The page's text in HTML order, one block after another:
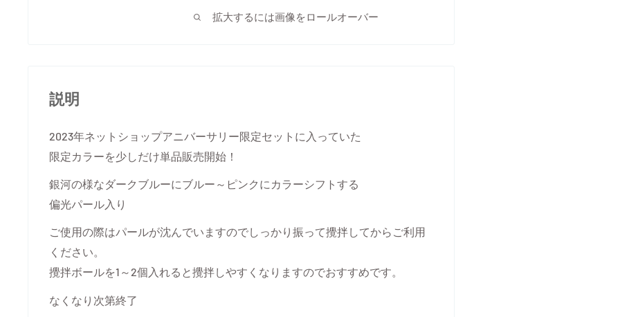
拡大するには画像をロールオーバー
説明
2023年ネットショップアニバーサリー限定セットに入っていた
限定カラーを少しだけ単品販売開始！
銀河の様なダークブルーにブルー～ピンクにカラーシフトする
偏光パール入り
ご使用の際はパールが沈んでいますのでしっかり振って攪拌してからご利用
ください。
攪拌ボールを1～2個入れると攪拌しやすくなりますのでおすすめです。
なくなり次第終了